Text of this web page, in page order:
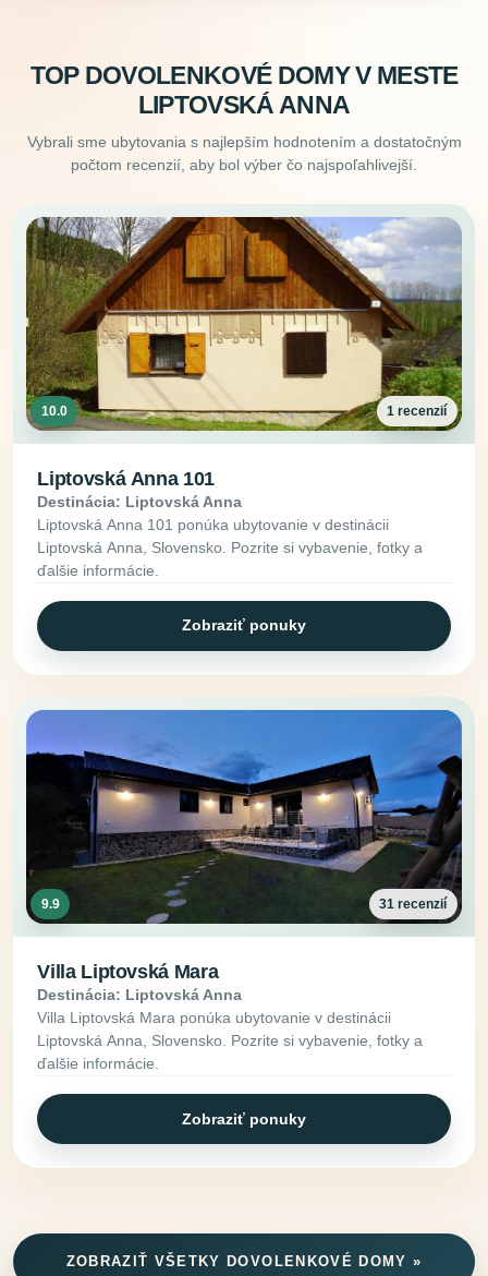
TOP DOVOLENKOVÉ DOMY V MESTE
LIPTOVSKÁ ANNA
Vybrali sme ubytovania s najlepším hodnotením a dostatočným
počtom recenzií, aby bol výber čo najspoľahlivejší.
10.0 1 recenzií
Liptovská Anna 101
Destinácia: Liptovská Anna
Liptovská Anna 101 ponúka ubytovanie v destinácii
Liptovská Anna, Slovensko. Pozrite si vybavenie, fotky a
ďalšie informácie.
Zobraziť ponuky
9.9 31 recenzií
Villa Liptovská Mara
Destinácia: Liptovská Anna
Villa Liptovská Mara ponúka ubytovanie v destinácii
Liptovská Anna, Slovensko. Pozrite si vybavenie, fotky a
ďalšie informácie.
Zobraziť ponuky
ZOBRAZIŤ VŠETKY DOVOLENKOVÉ DOMY »